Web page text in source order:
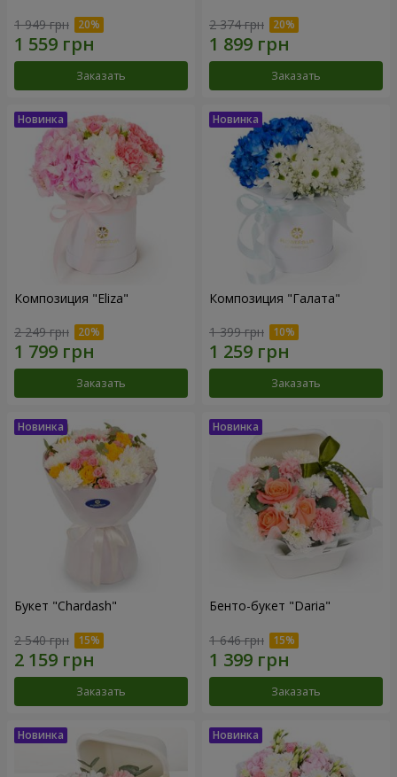
1 949 грн
Заказать
2 374 грн
Заказать
Композиция "Eliza"
2 249 грн
Заказать
Композиция "Галата"
1 399 грн
Заказать
Букет "Chardash"
2 540 грн
Заказать
Бенто-букет "Daria"
1 646 грн
Заказать